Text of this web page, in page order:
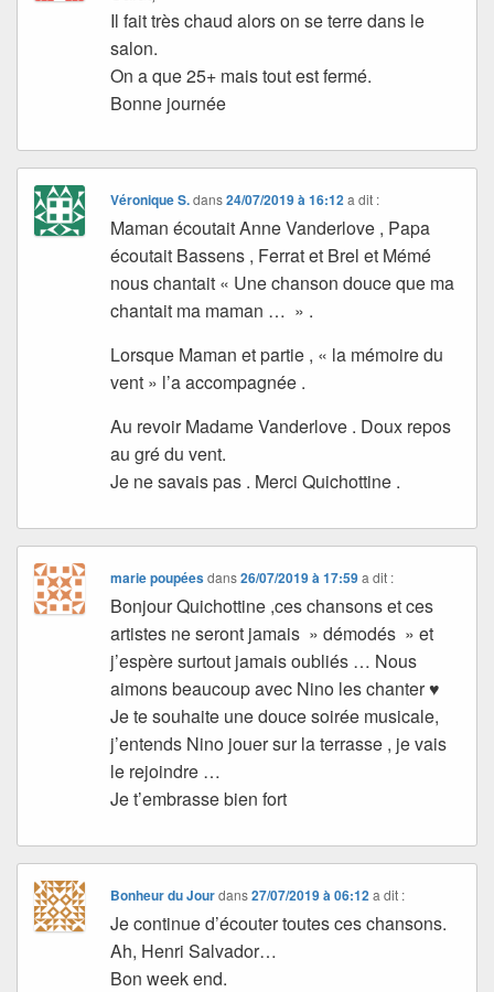
Il fait très chaud alors on se terre dans le
salon.
On a que 25+ mais tout est fermé.
Bonne journée
Véronique S.dans24/07/2019 à 16:12 a dit :
Maman écoutait Anne Vanderlove , Papa
écoutait Bassens , Ferrat et Brel et Mémé
nous chantait « Une chanson douce que ma
chantait ma maman … » .
Lorsque Maman et partie , « la mémoire du
vent » l’a accompagnée .
Au revoir Madame Vanderlove . Doux repos
au gré du vent.
Je ne savais pas . Merci Quichottine .
marie poupéesdans26/07/2019 à 17:59 a dit :
Bonjour Quichottine ,ces chansons et ces
artistes ne seront jamais » démodés » et
j’espère surtout jamais oubliés … Nous
aimons beaucoup avec Nino les chanter ♥
Je te souhaite une douce soirée musicale,
j’entends Nino jouer sur la terrasse , je vais
le rejoindre …
Je t’embrasse bien fort
Bonheur du Jourdans27/07/2019 à 06:12 a dit :
Je continue d’écouter toutes ces chansons.
Ah, Henri Salvador…
Bon week end.